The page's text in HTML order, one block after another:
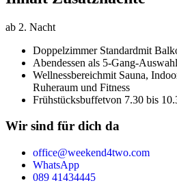
ab 2. Nacht
Doppelzimmer Standardmit
Abendessen als 5-Gang-
Wellnessbereichmit Sauna,
Ruheraum und Fitness
Frühstücksbuffetvon 7.30 bis
Wir sind für dich da
office@weekend4two.com
WhatsApp
089 41434445